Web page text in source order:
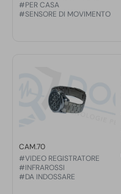
#PER CASA
#SENSORE DI MOVIMENTO
CAM.70
#VIDEO REGISTRATORE
#INFRAROSSI
#DA INDOSSARE